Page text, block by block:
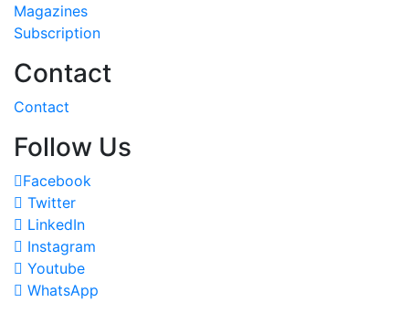
Magazines
Subscription
Contact
Contact
Follow Us
Facebook
Twitter
LinkedIn
Instagram
Youtube
WhatsApp